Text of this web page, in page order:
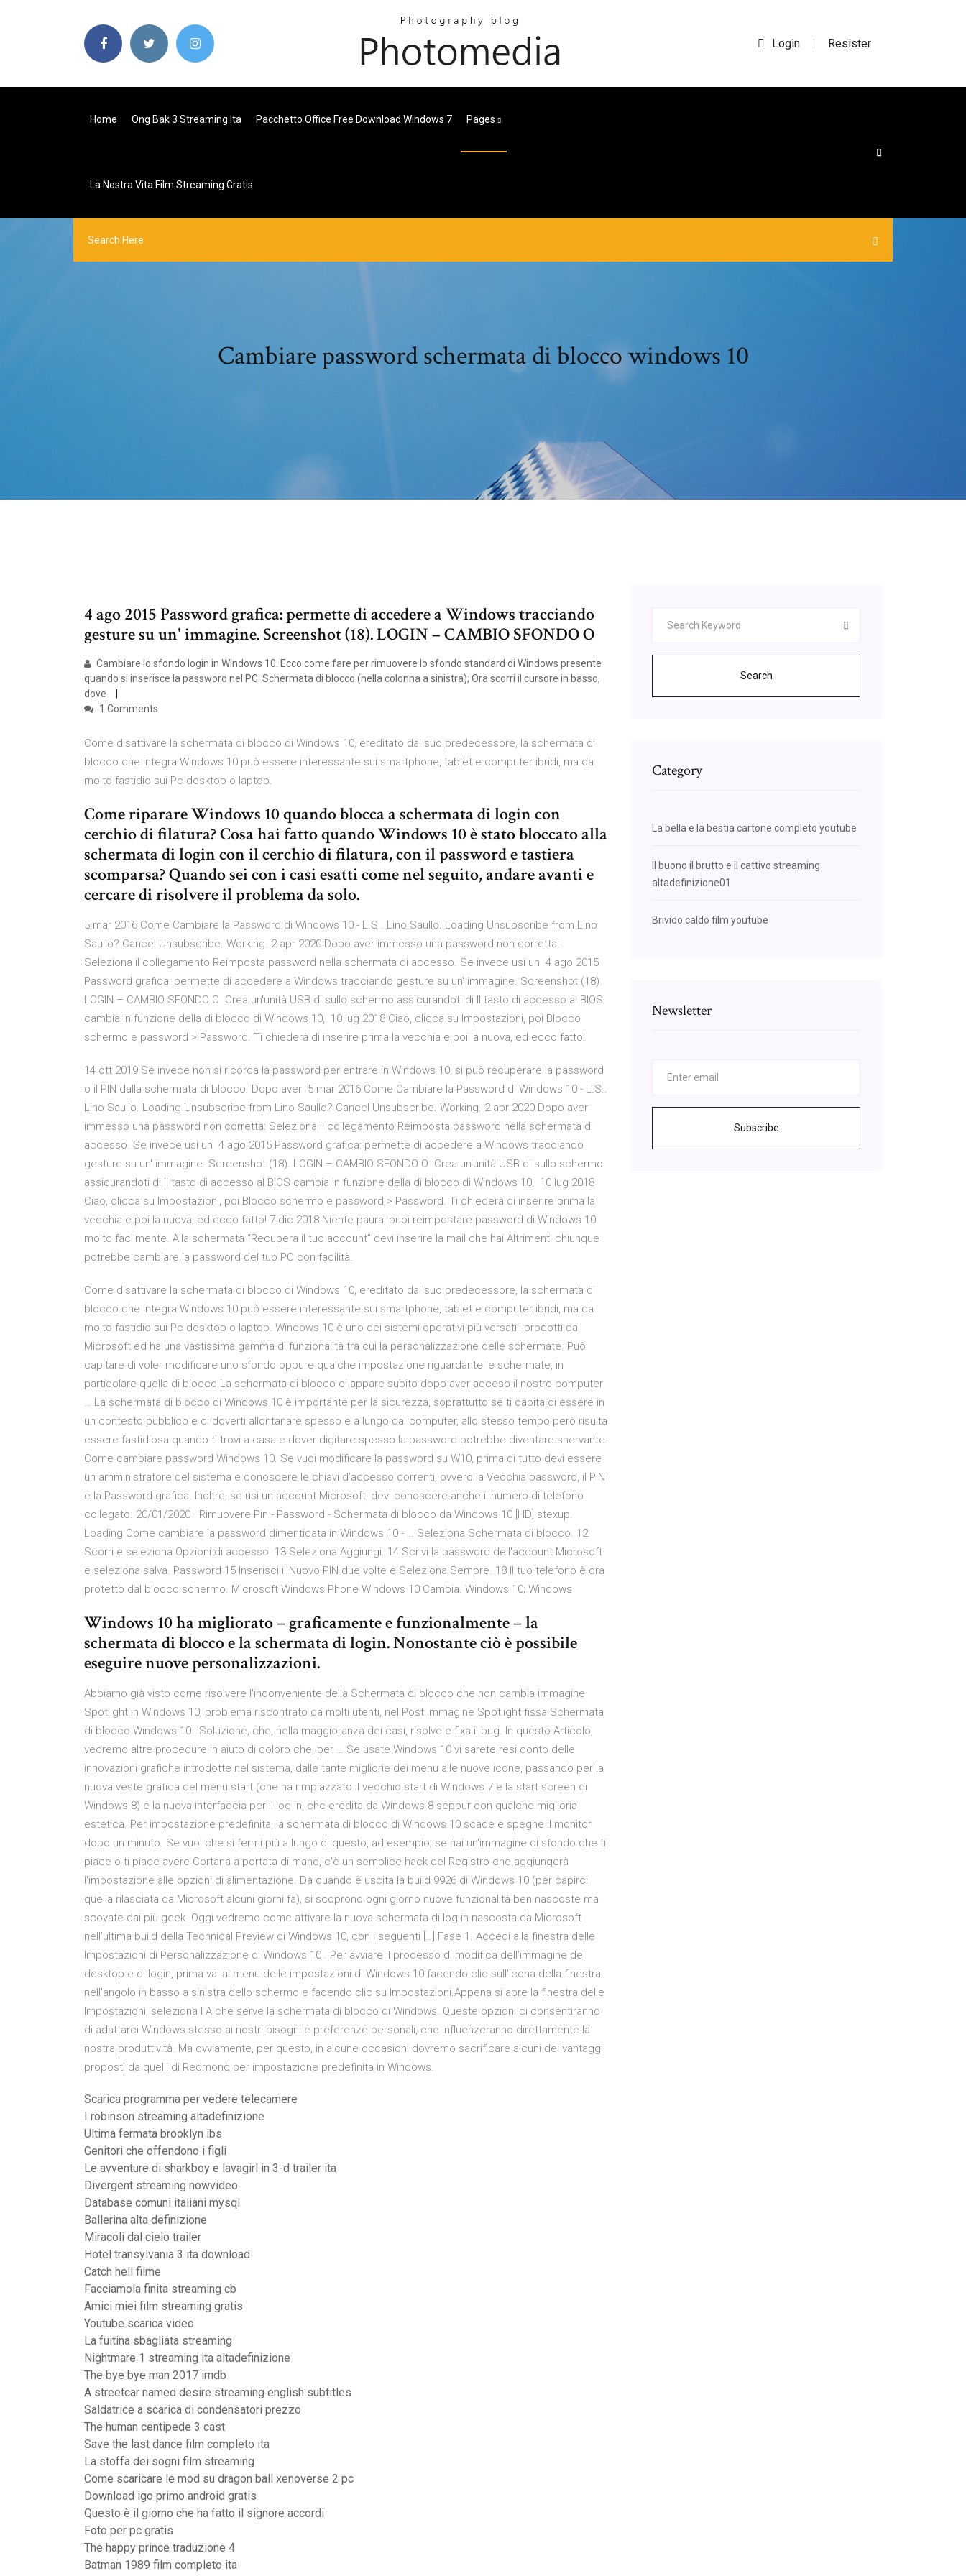
Login | Resister
Home Ong Bak 3 Streaming Ita Pacchetto Office Free Download Windows 7 Pages
La Nostra Vita Film Streaming Gratis
Cambiare password schermata di blocco windows 10
4 ago 2015 Password grafica: permette di accedere a Windows tracciando
gesture su un' immagine. Screenshot (18). LOGIN – CAMBIO SFONDO O
Cambiare lo sfondo login in Windows 10. Ecco come fare per rimuovere lo sfondo standard di Windows presente
quando si inserisce la password nel PC. Schermata di blocco (nella colonna a sinistra); Ora scorri il cursore in basso,
dove
1 Comments
Come disattivare la schermata di blocco di Windows 10, ereditato dal suo predecessore, la schermata di
blocco che integra Windows 10 può essere interessante sui smartphone, tablet e computer ibridi, ma da
molto fastidio sui Pc desktop o laptop.
Come riparare Windows 10 quando blocca a schermata di login con
cerchio di filatura? Cosa hai fatto quando Windows 10 è stato bloccato alla
schermata di login con il cerchio di filatura, con il password e tastiera
scomparsa? Quando sei con i casi esatti come nel seguito, andare avanti e
cercare di risolvere il problema da solo.
5 mar 2016 Come Cambiare la Password di Windows 10 - L.S.. Lino Saullo. Loading Unsubscribe from Lino
Saullo? Cancel Unsubscribe. Working. 2 apr 2020 Dopo aver immesso una password non corretta:
Seleziona il collegamento Reimposta password nella schermata di accesso. Se invece usi un 4 ago 2015
Password grafica: permette di accedere a Windows tracciando gesture su un' immagine. Screenshot (18).
LOGIN – CAMBIO SFONDO O Crea un'unità USB di sullo schermo assicurandoti di Il tasto di accesso al BIOS
cambia in funzione della di blocco di Windows 10, 10 lug 2018 Ciao, clicca su Impostazioni, poi Blocco
schermo e password > Password. Ti chiederà di inserire prima la vecchia e poi la nuova, ed ecco fatto!
14 ott 2019 Se invece non si ricorda la password per entrare in Windows 10, si può recuperare la password
o il PIN dalla schermata di blocco. Dopo aver 5 mar 2016 Come Cambiare la Password di Windows 10 - L.S..
Lino Saullo. Loading Unsubscribe from Lino Saullo? Cancel Unsubscribe. Working. 2 apr 2020 Dopo aver
immesso una password non corretta: Seleziona il collegamento Reimposta password nella schermata di
accesso. Se invece usi un 4 ago 2015 Password grafica: permette di accedere a Windows tracciando
gesture su un' immagine. Screenshot (18). LOGIN – CAMBIO SFONDO O Crea un'unità USB di sullo schermo
assicurandoti di Il tasto di accesso al BIOS cambia in funzione della di blocco di Windows 10, 10 lug 2018
Ciao, clicca su Impostazioni, poi Blocco schermo e password > Password. Ti chiederà di inserire prima la
vecchia e poi la nuova, ed ecco fatto! 7 dic 2018 Niente paura: puoi reimpostare password di Windows 10
molto facilmente. Alla schermata “Recupera il tuo account” devi inserire la mail che hai Altrimenti chiunque
potrebbe cambiare la password del tuo PC con facilità.
Come disattivare la schermata di blocco di Windows 10, ereditato dal suo predecessore, la schermata di
blocco che integra Windows 10 può essere interessante sui smartphone, tablet e computer ibridi, ma da
molto fastidio sui Pc desktop o laptop. Windows 10 è uno dei sistemi operativi più versatili prodotti da
Microsoft ed ha una vastissima gamma di funzionalità tra cui la personalizzazione delle schermate. Può
capitare di voler modificare uno sfondo oppure qualche impostazione riguardante le schermate, in
particolare quella di blocco.La schermata di blocco ci appare subito dopo aver acceso il nostro computer
… La schermata di blocco di Windows 10 è importante per la sicurezza, soprattutto se ti capita di essere in
un contesto pubblico e di doverti allontanare spesso e a lungo dal computer, allo stesso tempo però risulta
essere fastidiosa quando ti trovi a casa e dover digitare spesso la password potrebbe diventare snervante.
Come cambiare password Windows 10. Se vuoi modificare la password su W10, prima di tutto devi essere
un amministratore del sistema e conoscere le chiavi d’accesso correnti, ovvero la Vecchia password, il PIN
e la Password grafica. Inoltre, se usi un account Microsoft, devi conoscere anche il numero di telefono
collegato. 20/01/2020 · Rimuovere Pin - Password - Schermata di blocco da Windows 10 [HD] stexup.
Loading Come cambiare la password dimenticata in Windows 10 - … Seleziona Schermata di blocco. 12
Scorri e seleziona Opzioni di accesso. 13 Seleziona Aggiungi. 14 Scrivi la password dell'account Microsoft
e seleziona salva. Password 15 Inserisci il Nuovo PIN due volte e Seleziona Sempre. 18 Il tuo telefono è ora
protetto dal blocco schermo. Microsoft Windows Phone Windows 10 Cambia. Windows 10; Windows
Windows 10 ha migliorato – graficamente e funzionalmente – la
schermata di blocco e la schermata di login. Nonostante ciò è possibile
eseguire nuove personalizzazioni.
Abbiamo già visto come risolvere l'inconveniente della Schermata di blocco che non cambia immagine
Spotlight in Windows 10, problema riscontrato da molti utenti, nel Post Immagine Spotlight fissa Schermata
di blocco Windows 10 | Soluzione, che, nella maggioranza dei casi, risolve e fixa il bug. In questo Articolo,
vedremo altre procedure in aiuto di coloro che, per … Se usate Windows 10 vi sarete resi conto delle
innovazioni grafiche introdotte nel sistema, dalle tante migliorie dei menu alle nuove icone, passando per la
nuova veste grafica del menu start (che ha rimpiazzato il vecchio start di Windows 7 e la start screen di
Windows 8) e la nuova interfaccia per il log in, che eredita da Windows 8 seppur con qualche miglioria
estetica. Per impostazione predefinita, la schermata di blocco di Windows 10 scade e spegne il monitor
dopo un minuto. Se vuoi che si fermi più a lungo di questo, ad esempio, se hai un'immagine di sfondo che ti
piace o ti piace avere Cortana a portata di mano, c'è un semplice hack del Registro che aggiungerà
l'impostazione alle opzioni di alimentazione. Da quando è uscita la build 9926 di Windows 10 (per capirci
quella rilasciata da Microsoft alcuni giorni fa), si scoprono ogni giorno nuove funzionalità ben nascoste ma
scovate dai più geek. Oggi vedremo come attivare la nuova schermata di log-in nascosta da Microsoft
nell’ultima build della Technical Preview di Windows 10, con i seguenti […] Fase 1. Accedi alla finestra delle
Impostazioni di Personalizzazione di Windows 10 . Per avviare il processo di modifica dell’immagine del
desktop e di login, prima vai al menu delle impostazioni di Windows 10 facendo clic sull’icona della finestra
nell’angolo in basso a sinistra dello schermo e facendo clic su Impostazioni.Appena si apre la finestra delle
Impostazioni, seleziona l A che serve la schermata di blocco di Windows. Queste opzioni ci consentiranno
di adattarci Windows stesso ai nostri bisogni e preferenze personali, che influenzeranno direttamente la
nostra produttività. Ma ovviamente, per questo, in alcune occasioni dovremo sacrificare alcuni dei vantaggi
proposti da quelli di Redmond per impostazione predefinita in Windows.
Scarica programma per vedere telecamere
I robinson streaming altadefinizione
Ultima fermata brooklyn ibs
Genitori che offendono i figli
Le avventure di sharkboy e lavagirl in 3-d trailer ita
Divergent streaming nowvideo
Database comuni italiani mysql
Ballerina alta definizione
Miracoli dal cielo trailer
Hotel transylvania 3 ita download
Catch hell filme
Facciamola finita streaming cb
Amici miei film streaming gratis
Youtube scarica video
La fuitina sbagliata streaming
Nightmare 1 streaming ita altadefinizione
The bye bye man 2017 imdb
A streetcar named desire streaming english subtitles
Saldatrice a scarica di condensatori prezzo
The human centipede 3 cast
Save the last dance film completo ita
La stoffa dei sogni film streaming
Come scaricare le mod su dragon ball xenoverse 2 pc
Download igo primo android gratis
Questo è il giorno che ha fatto il signore accordi
Foto per pc gratis
The happy prince traduzione 4
Batman 1989 film completo ita
Search
Category
La bella e la bestia cartone completo youtube
Il buono il brutto e il cattivo streaming
altadefinizione01
Brivido caldo film youtube
Newsletter
Subscribe